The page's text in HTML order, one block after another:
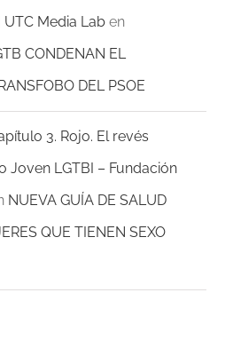
Media Lab en
CONDENAN EL
DEL PSOE
3. Rojo. El revés
Joven LGTBI – Fundación
NUEVA GUÍA DE SALUD
QUE TIENEN SEXO